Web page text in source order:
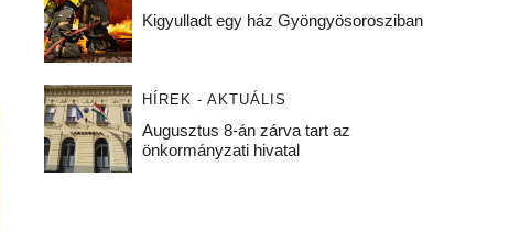
Kigyulladt egy ház Gyöngyösorosziban
HÍREK - AKTUÁLIS
Augusztus 8-án zárva tart az
önkormányzati hivatal